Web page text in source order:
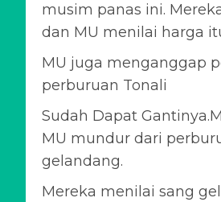
musim panas ini.
dan MU menilai harga
MU juga menganggap
perburuan Tonali
Sudah Dapat
MU mundur dari
gelandang.
Mereka menilai sang